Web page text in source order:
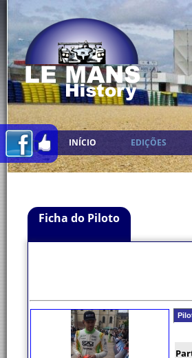
INÍCIO EDIÇÕES
Ficha do Piloto